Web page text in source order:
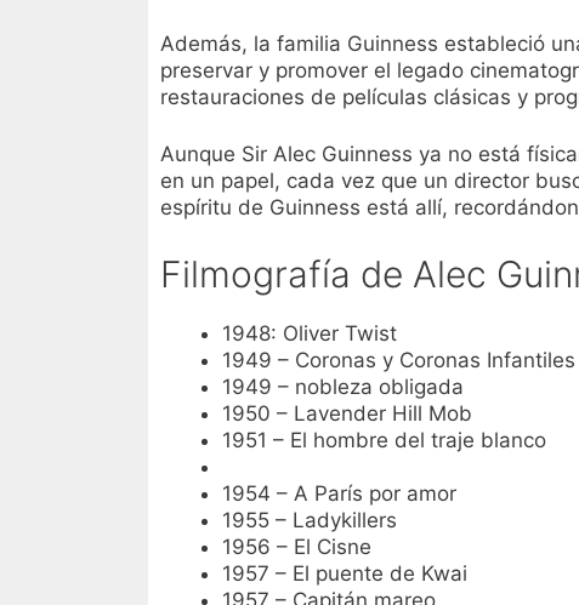
Además, la familia Guinness estableció
preservar y promover el legado
restauraciones de películas clásicas y
Aunque Sir Alec Guinness ya no está
en un papel, cada vez que un director
espíritu de Guinness está allí,
Filmografía de Alec
1948: Oliver Twist
1949 – Coronas y Coronas Infantiles
1949 – nobleza obligada
1950 – Lavender Hill Mob
1951 – El hombre del traje blanco
1954 – A París por amor
1955 – Ladykillers
1956 – El Cisne
1957 – El puente de Kwai
1957 – Capitán mareo